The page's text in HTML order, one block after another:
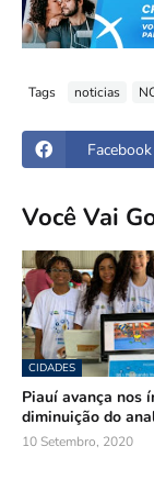
Tags noticias
Facebook
Você Vai
CIDADES
Piauí avança nos
diminuição do
10 Setembro, 2020